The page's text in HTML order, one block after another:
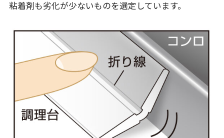
粘着剤も劣化が少ないものを選定しています。